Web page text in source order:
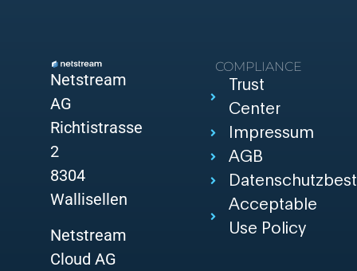
Netstream
AG
Richtistrasse
2
8304
Wallisellen
Netstream
Cloud AG
COMPLIANCE
Trust
Center
Impressum
AGB
Acceptable
Use Policy